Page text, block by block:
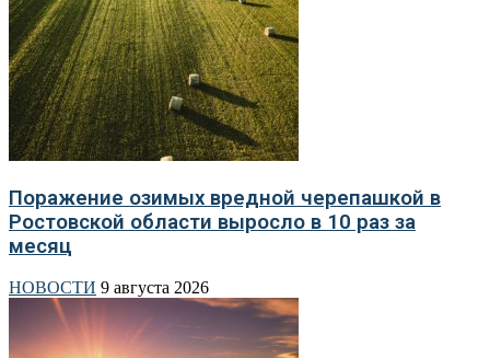
Поражение озимых вредной черепашкой в
Ростовской области выросло в 10 раз за
месяц
НОВОСТИ 9 августа 2026